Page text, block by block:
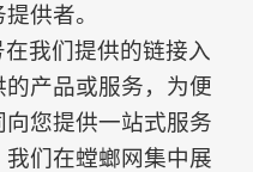
供者。
我们提供的链接入
产品或服务，为便
您提供一站式服务
们在螳螂网集中展